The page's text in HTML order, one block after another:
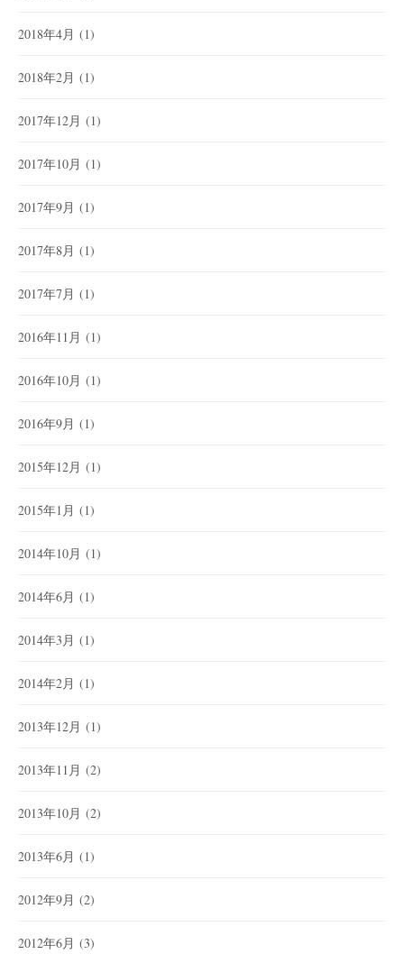
2018年4月 (1)
2018年2月 (1)
2017年12月 (1)
2017年10月 (1)
2017年9月 (1)
2017年8月 (1)
2017年7月 (1)
2016年11月 (1)
2016年10月 (1)
2016年9月 (1)
2015年12月 (1)
2015年1月 (1)
2014年10月 (1)
2014年6月 (1)
2014年3月 (1)
2014年2月 (1)
2013年12月 (1)
2013年11月 (2)
2013年10月 (2)
2013年6月 (1)
2012年9月 (2)
2012年6月 (3)